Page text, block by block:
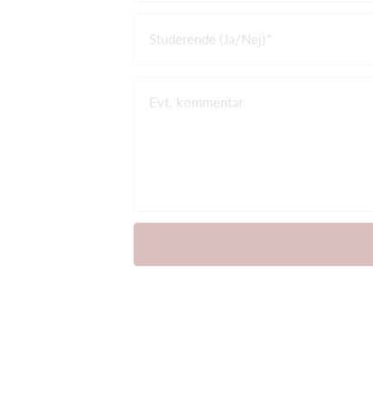
Studerende (Ja/Nej)
Evt. kommentar